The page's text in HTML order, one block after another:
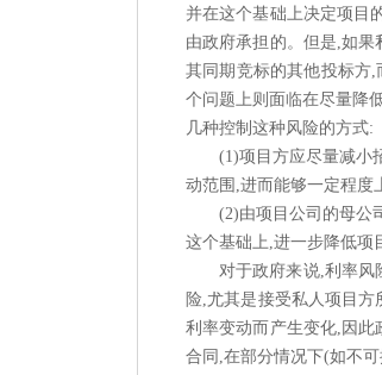
并在这个基础上决定项目
由政府承担的。但是,如
其同期竞标的其他投标方
个问题上则面临在尽量降
几种控制这种风险的方式:
(1)项目方应尽量减小
动范围,进而能够一定程度
(2)由项目公司的母公
这个基础上,进一步降低项
对于政府来说,利率风
险,尤其是接受私人项目
利率变动而产生变化,因此
合同,在部分情况下(如不